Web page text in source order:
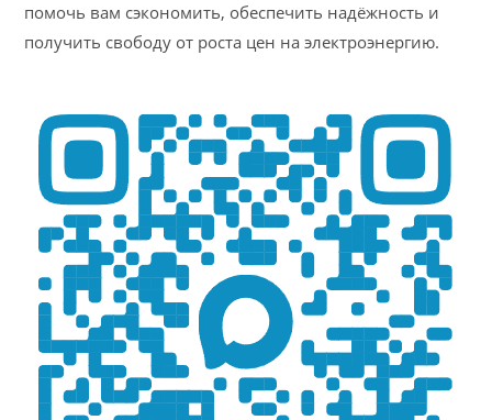
помочь вам сэкономить, обеспечить надёжность и
получить свободу от роста цен на электроэнергию.